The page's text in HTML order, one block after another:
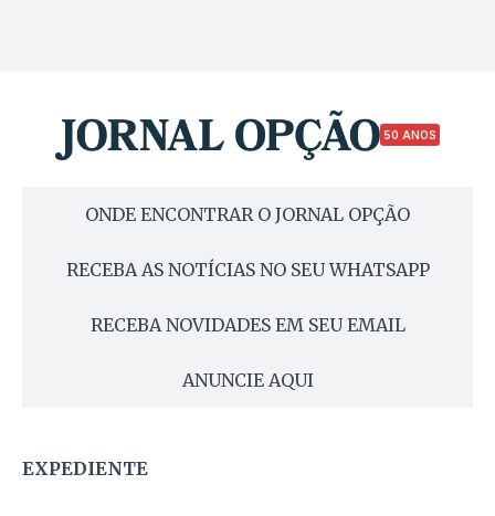
50 ANOS
ONDE ENCONTRAR O JORNAL OPÇÃO
RECEBA AS NOTÍCIAS NO SEU WHATSAPP
RECEBA NOVIDADES EM SEU EMAIL
ANUNCIE AQUI
EXPEDIENTE